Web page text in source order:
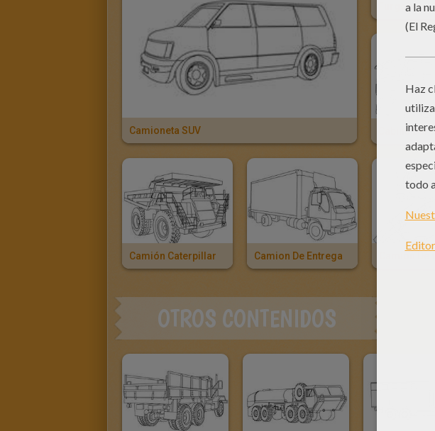
Camioneta SUV
Furgoneta
Cabina Del
Camión Caterpillar Camion De Entrega
OTROS CONTENIDOS